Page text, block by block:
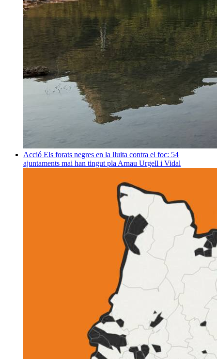
Acció Els forats negres en la lluita contra el foc: 54
ajuntaments mai han tingut pla Arnau Urgell i Vidal